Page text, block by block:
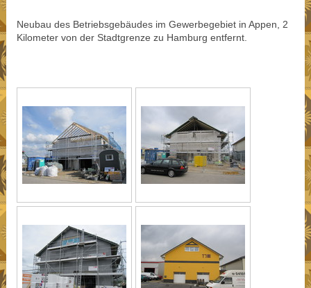
Neubau des Betriebsgebäudes im Gewerbegebiet in Appen, 2
Kilometer von der Stadtgrenze zu Hamburg entfernt.